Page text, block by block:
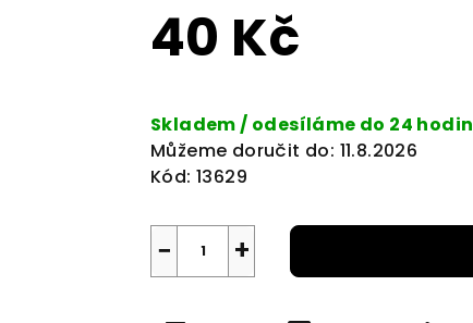
40 Kč
cena:
Skladem / odesíláme do 24 hodin
Můžeme doručit do: 11.8.2026
Kód: 13629
+
−